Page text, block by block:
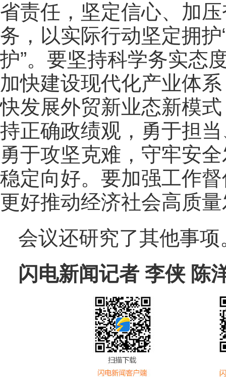
省责任，坚定信心、加
务，以实际行动坚定拥护
护”。要坚持科学务实态
加快建设现代化产业体
快发展外贸新业态新模
持正确政绩观，勇于担
勇于攻坚克难，守牢安
稳定向好。要加强工作
更好推动经济社会高质
会议还研究了其他事项
闪电新闻记者 李侠 陈